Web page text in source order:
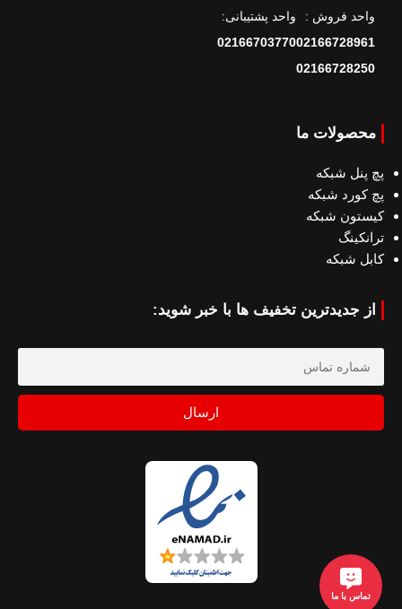
واحد فروش :
02166728961
02166728250
واحد پشتیبانی:
02166703770
محصولات ما
پچ پنل شبکه
پچ کورد شبکه
کیستون شبکه
ترانکینگ
کابل شبکه
از جدیدترین تخفیف ها با خبر شوید:
ارسال
تماس با ما